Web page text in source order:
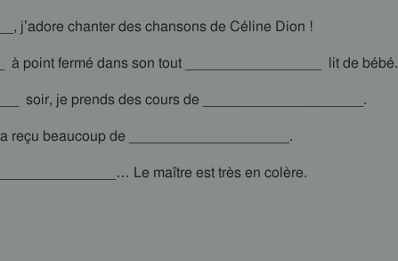
j’adore chanter des chansons de Céline Dion !
à point fermé dans son tout _________________ lit de bébé.
soir, je prends des cours de ____________________.
reçu beaucoup de ____________________.
Le maître est très en colère.